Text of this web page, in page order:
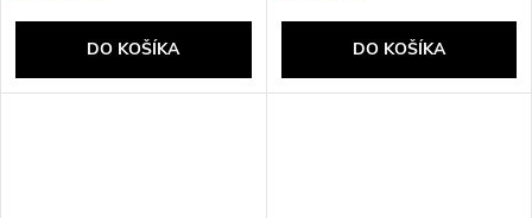
DO KOŠÍKA DO KOŠÍKA